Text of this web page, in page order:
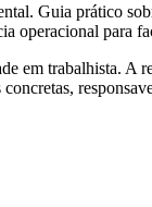
Guia prático
operacional para
em trabalhista. A